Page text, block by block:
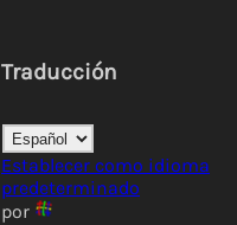
Traducción
Establecer como idioma
predeterminado
por